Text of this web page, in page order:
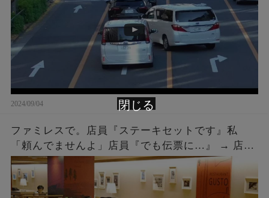
2024/09/04
ファミレスで。店員『ステーキセットです』私
「頼んでませんよ」店員『でも伝票に…』 → 店員
『５２００円です』私「は？」店員『伝票に～』
→ 結果…
閉じる